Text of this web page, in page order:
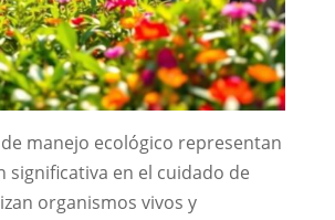
manejo ecológico representan
significativa en el cuidado de
organismos vivos y